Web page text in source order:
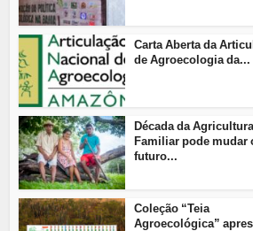
Carta Aberta da
de Agroecologia da...
Década da
Familiar pode mudar
futuro...
Coleção “Teia
Agroecológica”